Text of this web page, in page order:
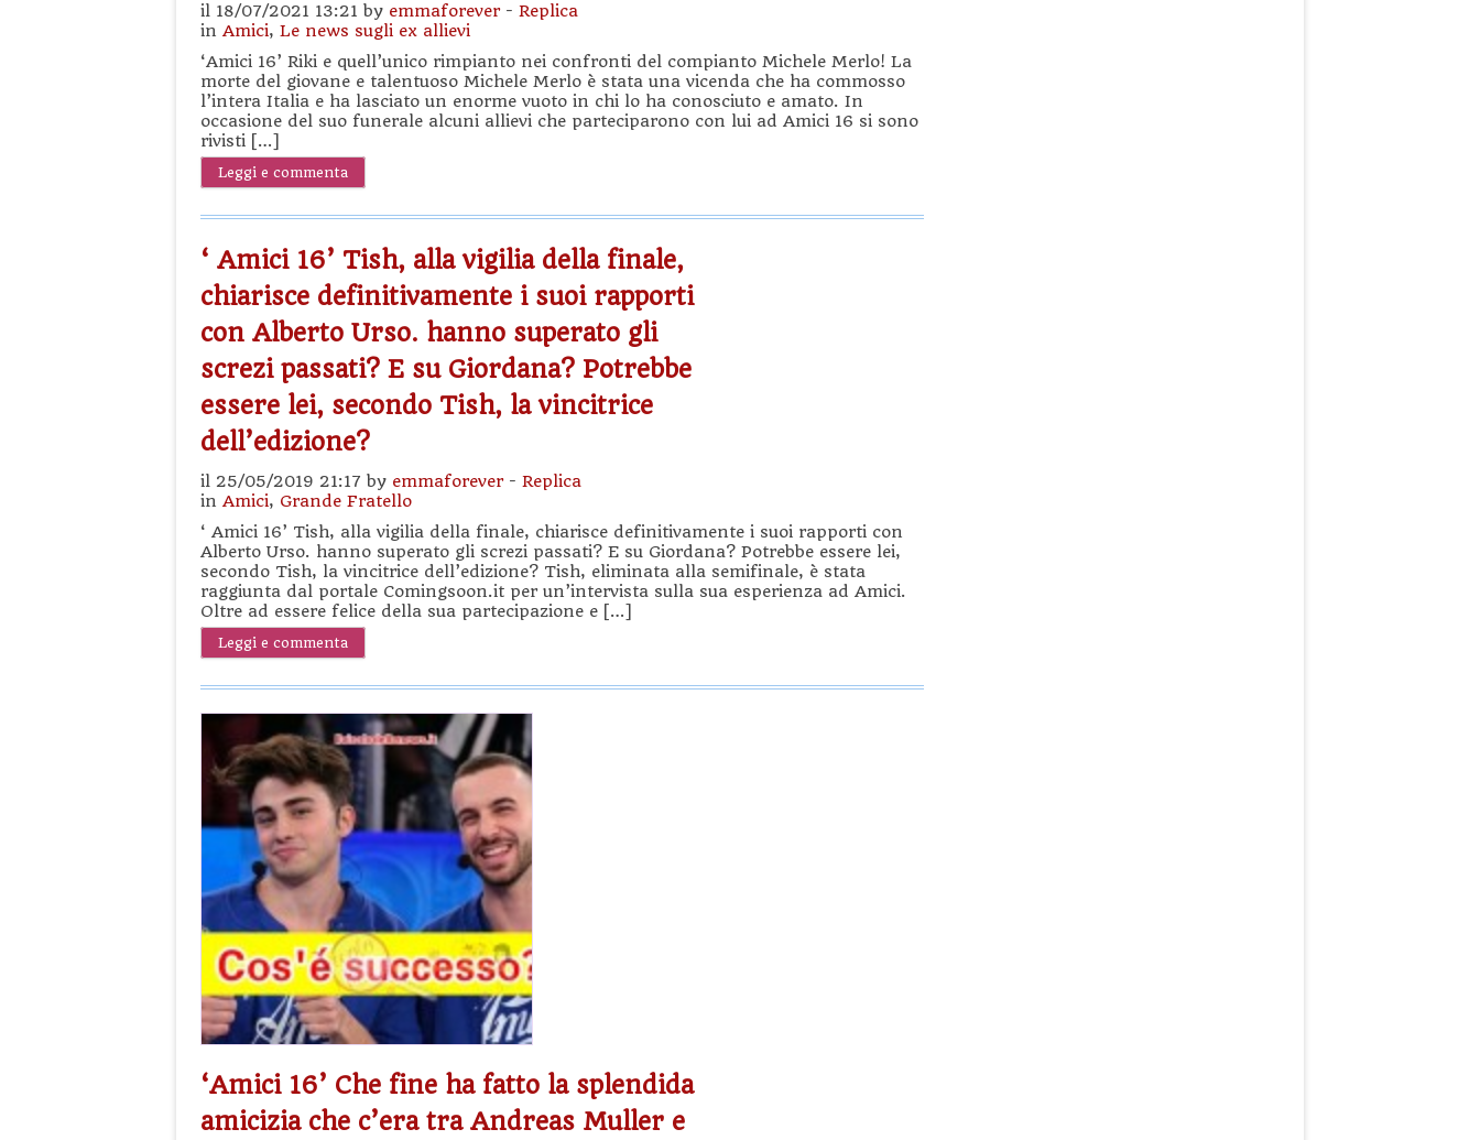
il 18/07/2021 13:21 by emmaforever- Replica
in Amici, Le news sugli ex allievi
‘Amici 16’ Riki e quell’unico rimpianto nei confronti del compianto Michele Merlo! La
morte del giovane e talentuoso Michele Merlo è stata una vicenda che ha commosso
l’intera Italia e ha lasciato un enorme vuoto in chi lo ha conosciuto e amato. In
occasione del suo funerale alcuni allievi che parteciparono con lui ad Amici 16 si sono
rivisti […]
Leggi e commenta
‘ Amici 16’ Tish, alla vigilia della finale,
chiarisce definitivamente i suoi rapporti
con Alberto Urso. hanno superato gli
screzi passati? E su Giordana? Potrebbe
essere lei, secondo Tish, la vincitrice
dell’edizione?
il 25/05/2019 21:17 by emmaforever- Replica
in Amici, Grande Fratello
‘ Amici 16’ Tish, alla vigilia della finale, chiarisce definitivamente i suoi rapporti con
Alberto Urso. hanno superato gli screzi passati? E su Giordana? Potrebbe essere lei,
secondo Tish, la vincitrice dell’edizione? Tish, eliminata alla semifinale, è stata
raggiunta dal portale Comingsoon.it per un’intervista sulla sua esperienza ad Amici.
Oltre ad essere felice della sua partecipazione e […]
Leggi e commenta
‘Amici 16’ Che fine ha fatto la splendida
amicizia che c’era tra Andreas Muller e